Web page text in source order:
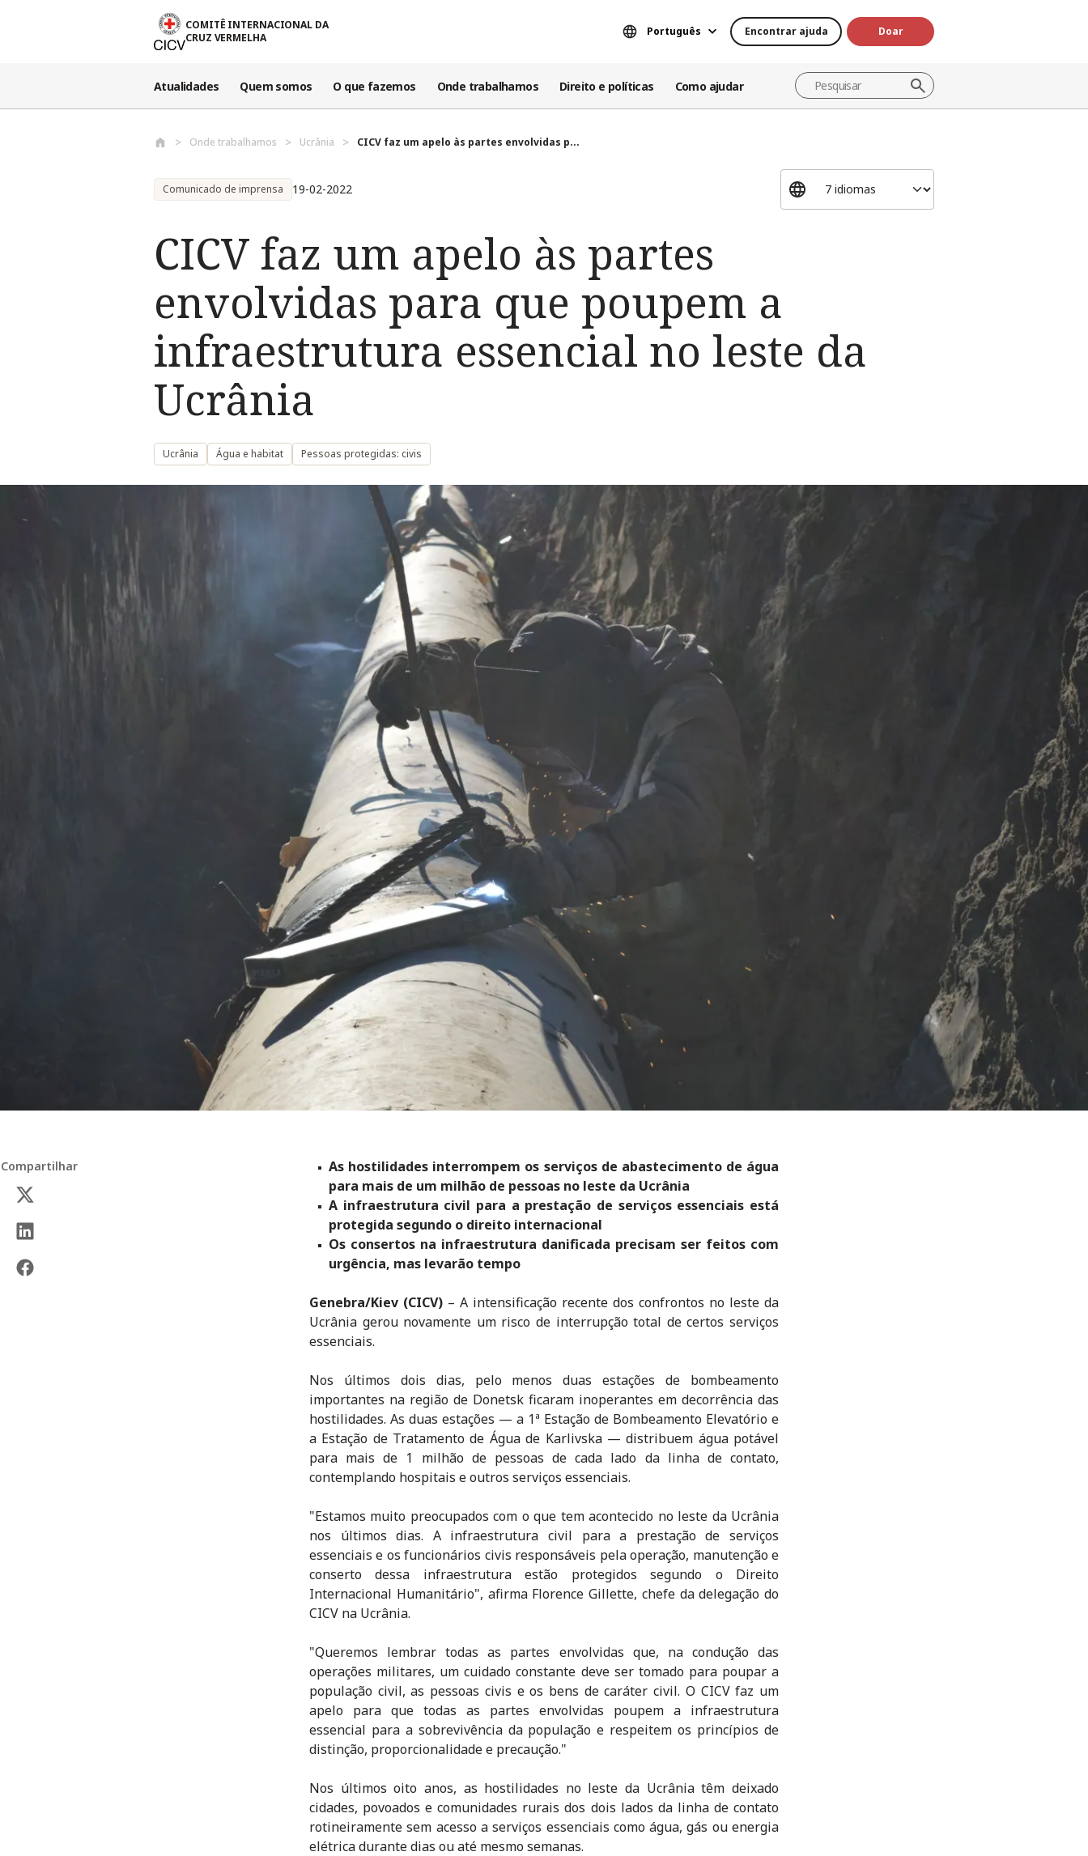
Passar para o conteúdo principal
COMITÊ INTERNACIONAL DA
CRUZ VERMELHA
Português Encontrar ajuda Doar
Atualidades Quem somos O que fazemos Onde trabalhamos Direito e políticas Como ajudar
Onde trabalhamos Ucrânia CICV faz um apelo às partes envolvidas p...
Comunicado de imprensa 19-02-2022
CICV faz um apelo às partes
envolvidas para que poupem a
infraestrutura essencial no leste da
Ucrânia
Ucrânia Água e habitat Pessoas protegidas: civis
Compartilhar
As hostilidades interrompem os serviços de abastecimento de água
para mais de um milhão de pessoas no leste da Ucrânia
A infraestrutura civil para a prestação de serviços essenciais está
protegida segundo o direito internacional
Os consertos na infraestrutura danificada precisam ser feitos com
urgência, mas levarão tempo
Genebra/Kiev (CICV) – A intensificação recente dos confrontos no leste da
Ucrânia gerou novamente um risco de interrupção total de certos serviços
essenciais.
Nos últimos dois dias, pelo menos duas estações de bombeamento
importantes na região de Donetsk ficaram inoperantes em decorrência das
hostilidades. As duas estações — a 1ª Estação de Bombeamento Elevatório e
a Estação de Tratamento de Água de Karlivska — distribuem água potável
para mais de 1 milhão de pessoas de cada lado da linha de contato,
contemplando hospitais e outros serviços essenciais.
"Estamos muito preocupados com o que tem acontecido no leste da Ucrânia
nos últimos dias. A infraestrutura civil para a prestação de serviços
essenciais e os funcionários civis responsáveis pela operação, manutenção e
conserto dessa infraestrutura estão protegidos segundo o Direito
Internacional Humanitário", afirma Florence Gillette, chefe da delegação do
CICV na Ucrânia.
"Queremos lembrar todas as partes envolvidas que, na condução das
operações militares, um cuidado constante deve ser tomado para poupar a
população civil, as pessoas civis e os bens de caráter civil. O CICV faz um
apelo para que todas as partes envolvidas poupem a infraestrutura
essencial para a sobrevivência da população e respeitem os princípios de
distinção, proporcionalidade e precaução."
Nos últimos oito anos, as hostilidades no leste da Ucrânia têm deixado
cidades, povoados e comunidades rurais dos dois lados da linha de contato
rotineiramente sem acesso a serviços essenciais como água, gás ou energia
elétrica durante dias ou até mesmo semanas.